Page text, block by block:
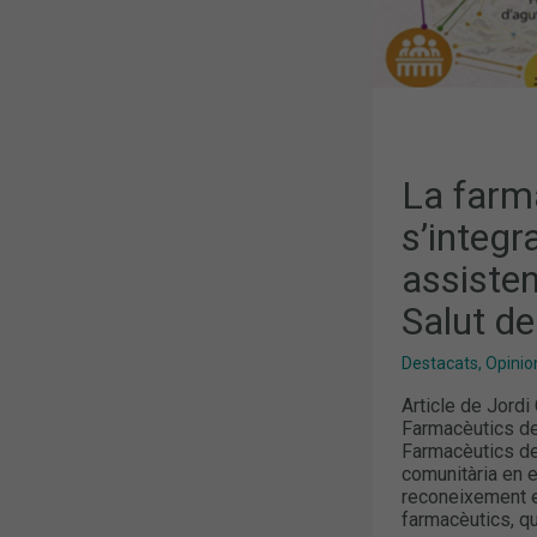
La
Salut
Destacats,
Article de Jordi
Farmacèutics
Farmacèutics
comunitària en
reconeixement
farmacèutics,
DE
SALUT
DE
CATALUNYA